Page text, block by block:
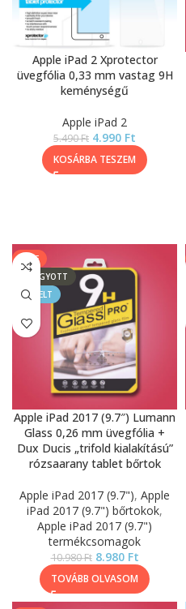
Apple iPad 2 Xprotector
üvegfólia 0,33 mm vastag 9H
keménységű
Apple iPad 2
5.490Ft 4.990 Ft
KOSÁRBA TESZEM
SALE
ELFOGYOTT
KIEMELT
Apple iPad 2017 (9.7″) Lumann
Glass 0,26 mm üvegfólia +
Dux Ducis „trifold kialakítású”
rózsaarany tablet bőrtok
Apple iPad 2017 (9.7"), Apple
iPad 2017 (9.7") bőrtokok,
Apple iPad 2017 (9.7")
termékcsomagok
10.980Ft 8.980 Ft
TOVÁBB OLVASOM